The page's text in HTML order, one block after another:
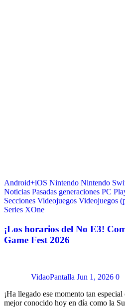
Android+iOS Nintendo Nintendo
Noticias Pasadas generaciones PC
Secciones Videojuegos Videojuegos
Series XOne
¡Los horarios del No E3!
Game Fest 2026
VidaoPantalla Jun 1, 2026 0
¡Ha llegado ese momento tan
mejor conocido hoy en día como la